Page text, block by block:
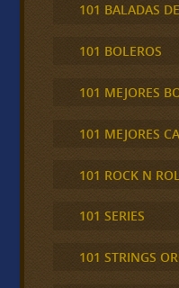
101 BALADAS
101 BOLEROS
101 MEJORES
101 MEJORES
101 ROCK N
101 SERIES
101 STRINGS